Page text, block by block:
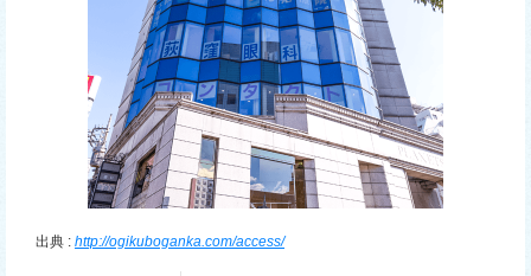
出典 : http://ogikuboganka.com/access/